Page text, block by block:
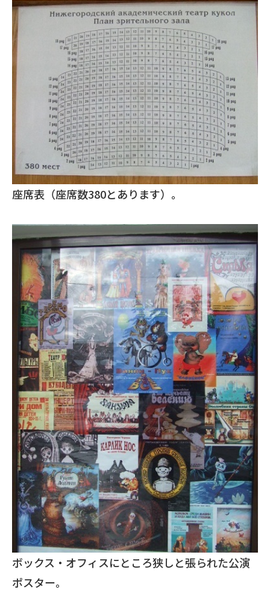
座席表（座席数380とあります）。
ボックス・オフィスにところ狭しと張られた公演
ポスター。